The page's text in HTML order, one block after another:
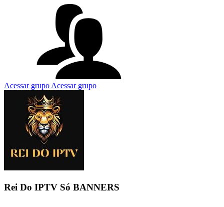
Acessar grupo Acessar grupo
Rei Do IPTV Só BANNERS